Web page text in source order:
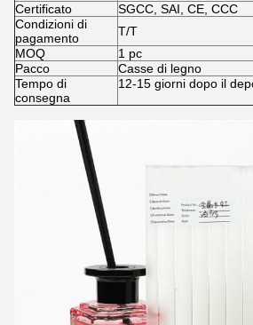
Certificato
SGCC, SAI, CE, CCC
Condizioni di
pagamento
T/T
MOQ
1 pc
Pacco
Casse di legno
Tempo di
consegna
12-15 giorni dopo il